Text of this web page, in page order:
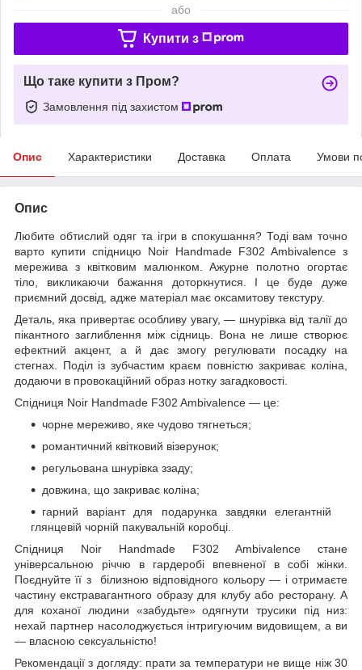
або
Купити з
Що таке купити з Пром?
Замовлення під захистом
Опис Характеристики Доставка Оплата Умови
Опис
Любите обтислий одяг та ігри в спокушання? Тоді вам точно
варто купити спідницю Noir Handmade F302 Ambivalence з
мережива з квітковим малюнком. Ажурне полотно огортає
тіло, викликаючи бажання доторкнутися. І це буде дуже
приємний досвід, адже матеріал має оксамитову текстуру.
Деталь, яка привертає особливу увагу, — шнурівка від талії до
пікантного заглиблення між сідниць. Вона не лише створює
ефектний акцент, а й дає змогу регулювати посадку на
стегнах. Поділ із зубчастим краєм повністю закриває коліна,
додаючи в провокаційний образ нотку загадковості.
Спідниця Noir Handmade F302 Ambivalence — це:
чорне мереживо, яке чудово тягнеться;
романтичний квітковий візерунок;
регульована шнурівка ззаду;
довжина, що закриває коліна;
гарний варіант для подарунка завдяки елегантній
глянцевій чорній пакувальній коробці.
Спідниця Noir Handmade F302 Ambivalence стане
універсальною річчю в гардеробі впевненої в собі жінки.
Поєднуйте її з білизною відповідного кольору — і отримаєте
частину екстравагантного образу для клубу або ресторану. А
для коханої людини «забудьте» одягнути трусики під низ:
нехай партнер насолоджується інтригуючим видовищем, а ви
— власною сексуальністю!
Рекомендації з догляду: прати за температури не вище ніж 30